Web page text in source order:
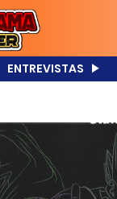
ENTREVISTAS